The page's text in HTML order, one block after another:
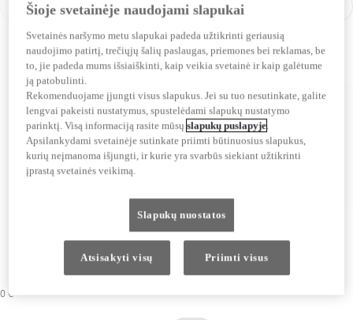
Ankstesnė skaidrė
0 €
Šioje svetainėje naudojami slapukai
Svetainės naršymo metu slapukai padeda užtikrinti geriausią
naudojimo patirtį, trečiųjų šalių paslaugas, priemones bei reklamas, be
to, jie padeda mums išsiaiškinti, kaip veikia svetainė ir kaip galėtume
ją patobulinti.
Rekomenduojame įjungti visus slapukus. Jei su tuo nesutinkate, galite
lengvai pakeisti nustatymus, spustelėdami slapukų nustatymo
parinktį. Visą informaciją rasite mūsųslapukų puslapyje
Apsilankydami svetainėje sutinkate priimti būtinuosius slapukus,
kurių neįmanoma išjungti, ir kurie yra svarbūs siekiant užtikrinti
įprastą svetainės veikimą.
Slapukų nuostatos
Atsisakyti visų Priimti visus